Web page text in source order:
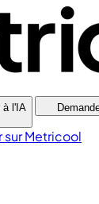
à l'IA
sur Metricool